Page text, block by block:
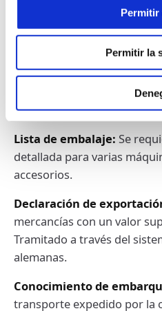
Permitir
Permitir la
requiere una
documentación o su
provocar retrasos
Factura comercial:Debe
máquina, el comprador, el
descripción detallada de la
Lista de embalaje: Se
detallada para varias
accesorios.
Declaración de
mercancías con un valor
Tramitado a través del
alemanas.
Conocimiento de
transporte expedido por la